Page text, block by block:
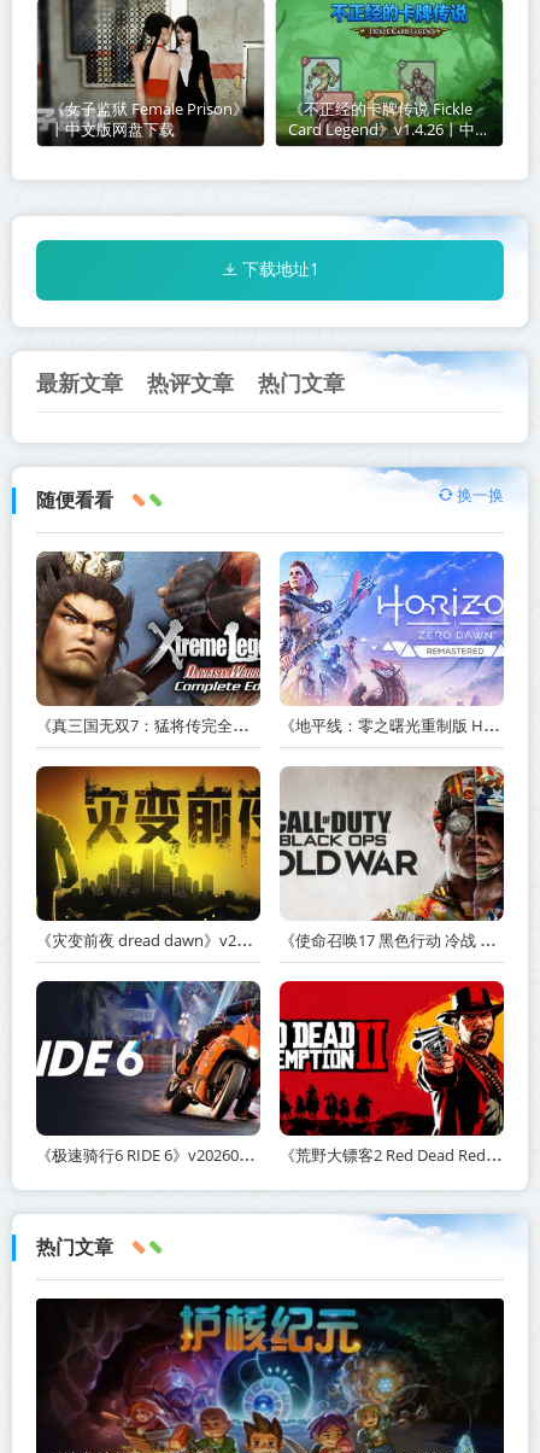
网盘下载
《女子监狱 Female Prison》
丨中文版网盘下载
《不正经的卡牌传说 Fickle
Card Legend》v1.4.26丨中文
版网盘下载
下载地址1
最新文章 热评文章 热门文章
随便看看 换一换
《真三国无双7：猛将传完全版 DYNASTY WARRIORS 7: Xtreme Legends Complete Edition》Build.3602035-免安装中文版【PC/手机双端】丨中文版 《地平线：零之曙光重制版 Horizon Zero Dawn Remastered》v1.5.89.0-送修改器丨中文版网盘下载
《灾变前夜 dread dawn》v20260530-免安装中文版丨中文版网盘下载 《使命召唤17 黑色行动 冷战 Call of Duty: Black Ops Cold War》v1.34.1.15931218-全DLC+送修改器丨中文版网盘下载
《极速骑行6 RIDE 6》v20260511-免安装中文版丨中文版网盘下载 《荒野大镖客2 Red Dead Redemption 2》v1491.50-打包mod+送修改器丨中文版网盘下载
热门文章